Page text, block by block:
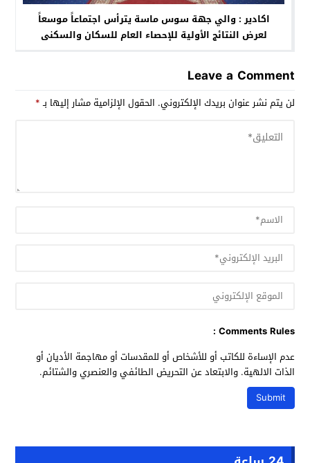
اكادير : والي جهة سوس ماسة يترأس اجتماعاً موسعاً
لعرض النتائج الأولية للإحصاء العام للسكان والسكنى
Leave a Comment
لن يتم نشر عنوان بريدك الإلكتروني. الحقول الإلزامية مشار إليها بـ*
Comments Rules :
عدم الإساءة للكاتب أو للأشخاص أو للمقدسات أو مهاجمة الأديان أو
الذات الالهية. والابتعاد عن التحريض الطائفي والعنصري والشتائم.